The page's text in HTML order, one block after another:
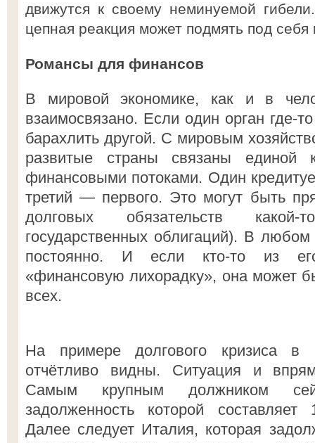
движутся к своему неминуемой
цепная реакция может подмять под
Романсы для финансов
В мировой экономике, как и в
взаимосвязано. Если один орган где-
барахлить другой. С мировым
развитые страны связаны единой
финансовыми потоками. Один
третий — первого. Это могут быть
долговых обязательств
государственных облигаций). В
постоянно. И если кто-то из его
«финансовую лихорадку», она может
всех.
На примере долгового кризиса в
отчётливо видны. Ситуация и
Самым крупным должником
задолженность которой
Далее следует Италия, которая